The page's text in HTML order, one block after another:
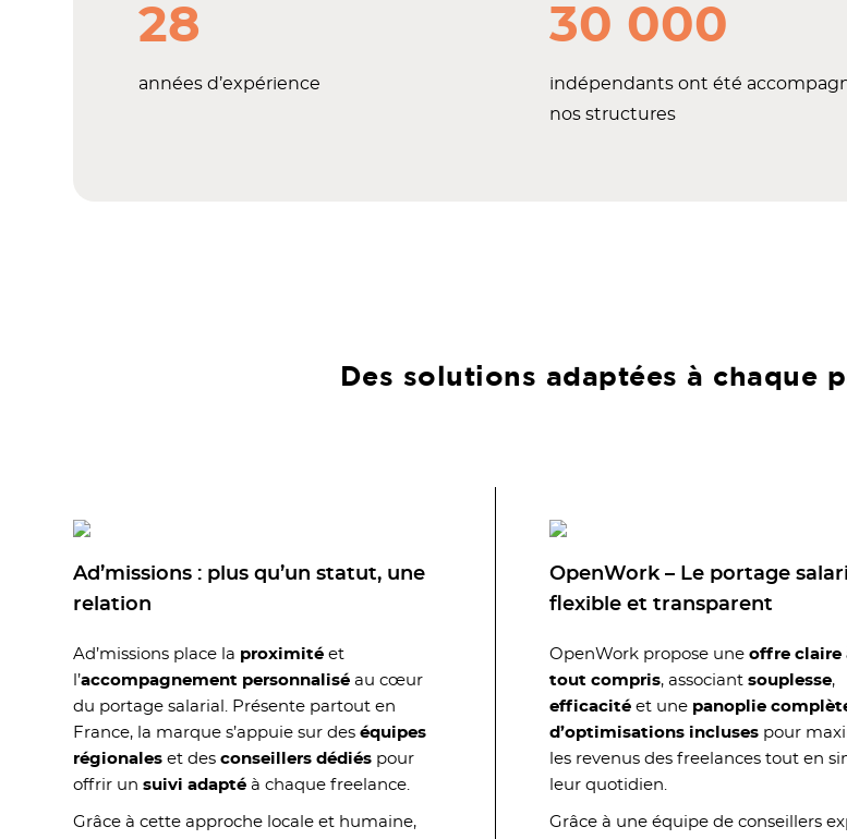
28
années d’expérience
30 000
indépendants ont été
nos structures
Des solutions adaptées à chaque
Ad’missions : plus qu’un statut, une
relation
Ad’missions place la proximité et
l’accompagnement personnalisé au cœur
du portage salarial. Présente partout en
France, la marque s’appuie sur deséquipes
régionales et desconseillers dédiés pour
offrir unsuivi adapté à chaque freelance.
Grâce à cette approche locale et humaine,
OpenWork – Le portage
flexible et transparent
OpenWork propose une offre claire
tout compris, associant souplesse,
efficacitéet une panoplie
d’optimisations inclusespour
les revenus des freelances tout en
leur quotidien.
Grâce à une équipe de conseillers